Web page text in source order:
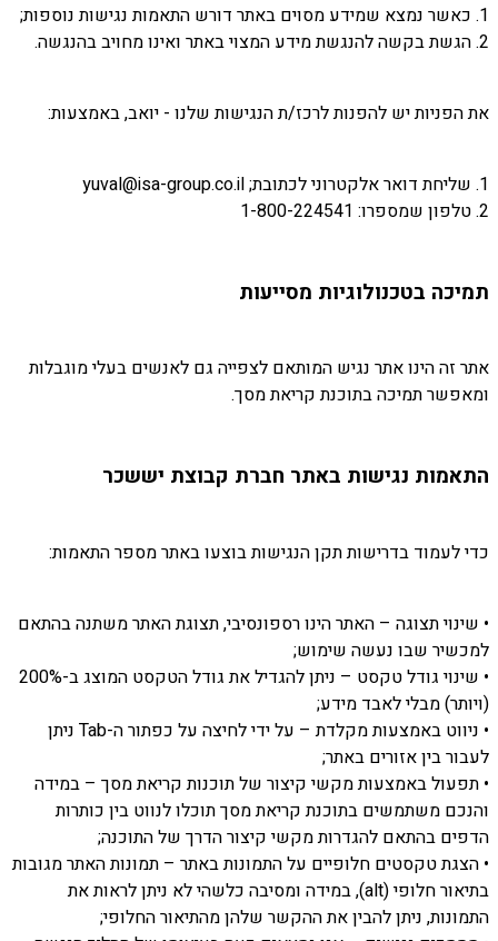
1. כאשר נמצא שמידע מסוים באתר דורש התאמות נגישות נוספות;
2. הגשת בקשה להנגשת מידע המצוי באתר ואינו מחויב בהנגשה.
את הפניות יש להפנות לרכז/ת הנגישות שלנו - יואב, באמצעות:
1. שליחת דואר אלקטרוני לכתובת; yuval@isa-group.co.il
2. טלפון שמספרו: 1-800-224541
תמיכה בטכנולוגיות מסייעות
אתר זה הינו אתר נגיש המותאם לצפייה גם לאנשים בעלי מוגבלות
ומאפשר תמיכה בתוכנת קריאת מסך.
התאמות נגישות באתר חברת קבוצת יששכר
כדי לעמוד בדרישות תקן הנגישות בוצעו באתר מספר התאמות:
• שינוי תצוגה – האתר הינו רספונסיבי, תצוגת האתר משתנה בהתאם
למכשיר שבו נעשה שימוש;
• שינוי גודל טקסט – ניתן להגדיל את גודל הטקסט המוצג ב-200%
(ויותר) מבלי לאבד מידע;
• ניווט באמצעות מקלדת – על ידי לחיצה על כפתור ה-Tab ניתן
לעבור בין אזורים באתר;
• תפעול באמצעות מקשי קיצור של תוכנות קריאת מסך – במידה
והנכם משתמשים בתוכנת קריאת מסך תוכלו לנווט בין כותרות
הדפים בהתאם להגדרות מקשי קיצור הדרך של התוכנה;
• הצגת טקסטים חלופיים על התמונות באתר – תמונות האתר מגובות
בתיאור חלופי (alt), במידה ומסיבה כלשהי לא ניתן לראות את
התמונות, ניתן להבין את ההקשר שלהן מהתיאור החלופי;